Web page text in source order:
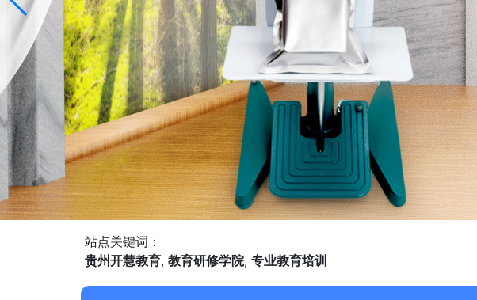
站点关键词：
贵州开慧教育, 教育研修学院, 专业教育培训